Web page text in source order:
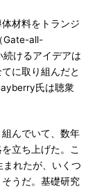
材料をトランジ
Gate-all-
けるアイデアは
に取り組んだと
氏は聴衆
んでいて、数年
立ち上げた。こ
れたが、いくつ
うだ。基礎研究